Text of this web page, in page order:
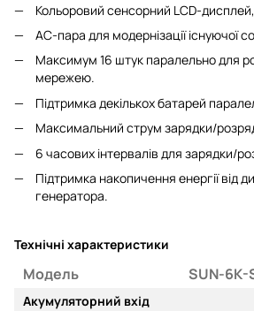
Кольоровий сенсорний LCD-дисплей,
AC-пара для модернізації існуючої
Максимум 16 штук паралельно для
мережею.
Підтримка декількох батарей
Максимальний струм зарядки/
6 часових інтервалів для зарядки/
Підтримка накопичення енергії від
генератора.
Технічні характеристики
Модель SUN-6K-
Акумуляторний вхід